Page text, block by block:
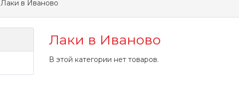
Лаки в Иваново
Лаки в Иваново
В этой категории нет товаров.